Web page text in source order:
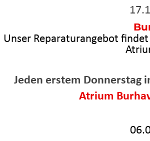
Unser Reparaturangebot
Jeden erstem Donnerstag
Atrium